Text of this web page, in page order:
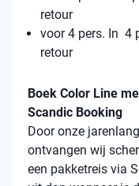
retour
voor 4 pers. In 4
retour
Boek Color Line
Scandic Booking
Door onze
ontvangen wij
een pakketreis via